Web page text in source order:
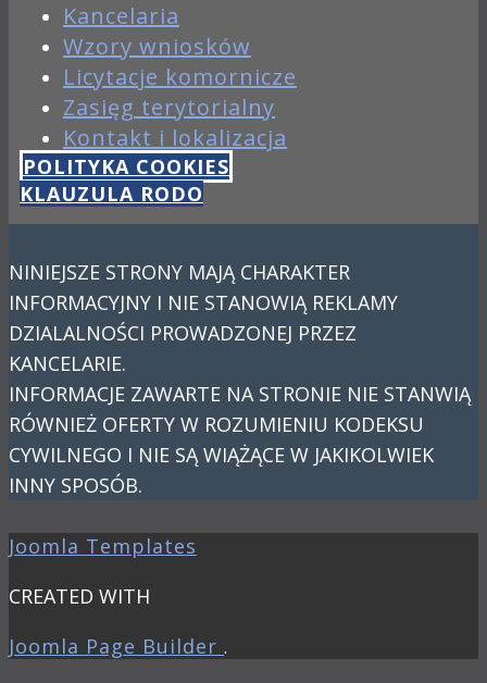
Kancelaria
Wzory wniosków
Licytacje komornicze
Zasięg terytorialny
Kontakt i lokalizacja
POLITYKA COOKIES
KLAUZULA RODO
NINIEJSZE STRONY MAJĄ CHARAKTER
INFORMACYJNY I NIE STANOWIĄ REKLAMY
DZIALALNOŚCI PROWADZONEJ PRZEZ
KANCELARIE.
INFORMACJE ZAWARTE NA STRONIE NIE STANWIĄ
RÓWNIEŻ OFERTY W ROZUMIENIU KODEKSU
CYWILNEGO I NIE SĄ WIĄŻĄCE W JAKIKOLWIEK
INNY SPOSÓB.
Joomla Templates
CREATED WITH
Joomla Page Builder .